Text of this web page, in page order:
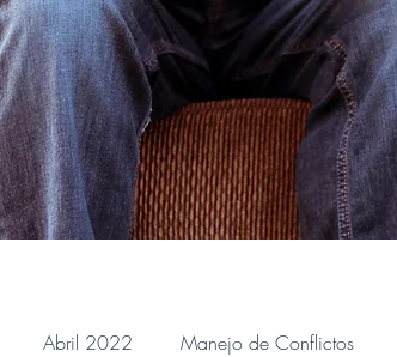
Abril 2022 Manejo de Conflictos